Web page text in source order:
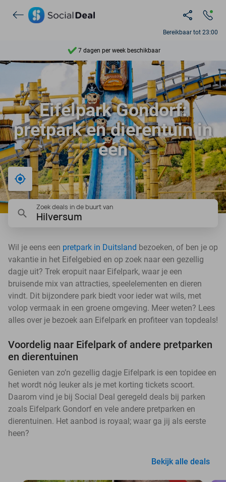
Bereikbaar tot 23:00
7 dagen per week beschikbaar
10+ miljoen leden
9,4
Ontdek 15.000+ deals
Eifelpark Gondorf:
pretpark en dierentuin in
één
Bij mij in de buurt
Zoek deals in de buurt van
Hilversum
Wil je eens een pretpark in Duitsland bezoeken, of ben je op
vakantie in het Eifelgebied en op zoek naar een gezellig
dagje uit? Trek eropuit naar Eifelpark, waar je een
bruisende mix van attracties, speelelementen en dieren
vindt. Dit bijzondere park biedt voor ieder wat wils, met
volop vermaak in een groene omgeving. Meer weten? Lees
alles over je bezoek aan Eifelpark en profiteer van topdeals!
Voordelig naar Eifelpark of andere pretparken
en dierentuinen
Genieten van zo’n gezellig dagje Eifelpark is een topidee en
het wordt nóg leuker als je met korting tickets scoort.
Daarom vind je bij Social Deal geregeld deals bij parken
zoals Eifelpark Gondorf en vele andere pretparken en
dierentuinen. Het aanbod is royaal; waar ga jij als eerste
heen?
Bekijk alle deals